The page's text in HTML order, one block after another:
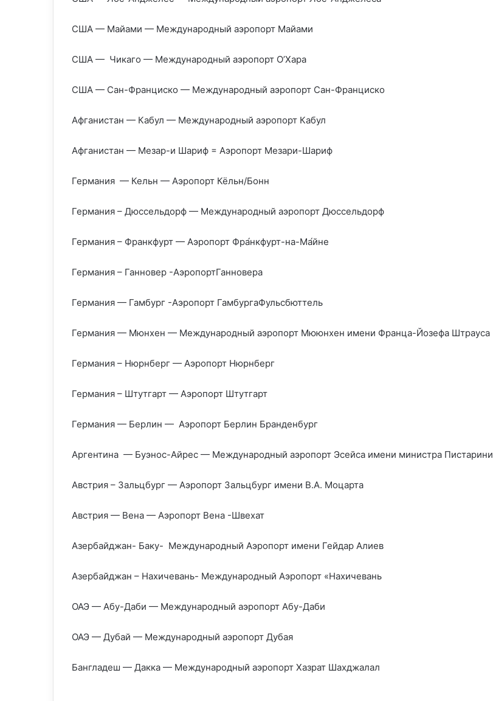
США — Майами — Международный аэропорт Майами
США — Чикаго — Международный аэропорт О’Хара
США — Сан-Франциско — Международный аэропорт Сан-Франциско
Афганистан — Кабул — Международный аэропорт Кабул
Афганистан — Мезар-и Шариф = Аэропорт Мезари-Шариф
Германия — Кельн — Аэропорт Кёльн/Бонн
Германия – Дюссельдорф — Международный аэропорт Дюссельдорф
Германия – Франкфурт — Аэропорт Фра́нкфурт-на-Ма́йне
Германия – Ганновер -АэропортГанновера
Германия — Гамбург -Аэропорт ГамбургаФульсбюттель
Германия — Мюнхен — Международный аэропорт Мююнхен имени Франца-Йозефа Штрауса
Германия – Нюрнберг — Аэропорт Нюрнберг
Германия – Штутгарт — Аэропорт Штутгарт
Германия — Берлин — Аэропорт Берлин Бранденбург
Аргентина — Буэнос-Айрес — Международный аэропорт Эсейса имени министра Пистарини
Австрия – Зальцбург — Аэропорт Зальцбург имени В.А. Моцарта
Австрия — Вена — Аэропорт Вена -Швехат
Азербайджан- Баку- Международный Аэропорт имени Гейдар Алиев
Азербайджан – Нахичевань- Международный Аэропорт «Нахичевань
ОАЭ — Абу-Даби — Международный аэропорт Абу-Даби
ОАЭ — Дубай — Международный аэропорт Дубая
Бангладеш — Дакка — Международный аэропорт Хазрат Шахджалал